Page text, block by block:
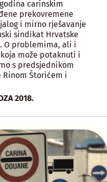
carinskim
prekovremene
i mirno rješavanje
sindikat Hrvatske
O problemima, ali i
može potaknuti i
s predsjednikom
Rinom Štorićem i
2018.